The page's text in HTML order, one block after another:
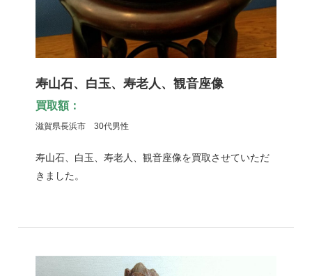
寿山石、白玉、寿老人、観音座像
買取額：
滋賀県長浜市 30代男性
寿山石、白玉、寿老人、観音座像を買取させていただ
きました。